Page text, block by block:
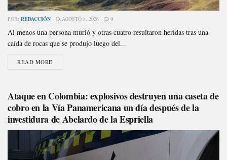
POR: REDACCIÓN AGOSTO 8, 2026 0
Al menos una persona murió y otras cuatro resultaron heridas tras una
caída de rocas que se produjo luego del...
READ MORE
Ataque en Colombia: explosivos destruyen una caseta de
cobro en la Vía Panamericana un día después de la
investidura de Abelardo de la Espriella